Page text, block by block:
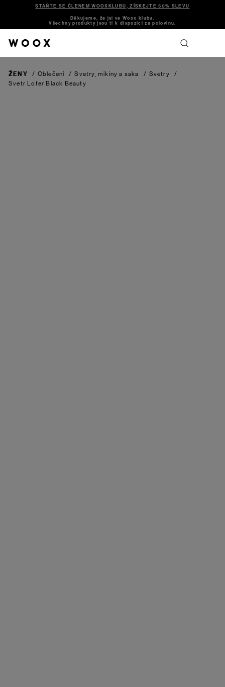
STAŇTE SE ČLENEM WOOXKLUBU, ZÍSKEJTE 50% SLEVU
Děkujeme, že jsi ve Woox klubu.
Všechny produkty jsou ti k dispozici za polovinu.
ŽENY / Oblečení / Svetry, mikiny a saka / Svetry
/
Svetr Lofer Black Beauty